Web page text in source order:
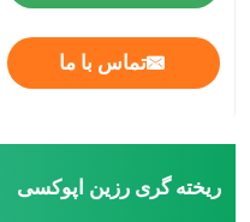
تماس با ما
ریخته گری رزین اپوکسی